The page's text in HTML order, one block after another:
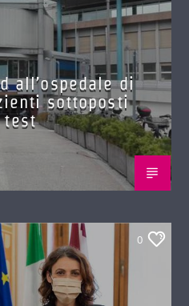
all’ospedale di
sottoposti
test
0